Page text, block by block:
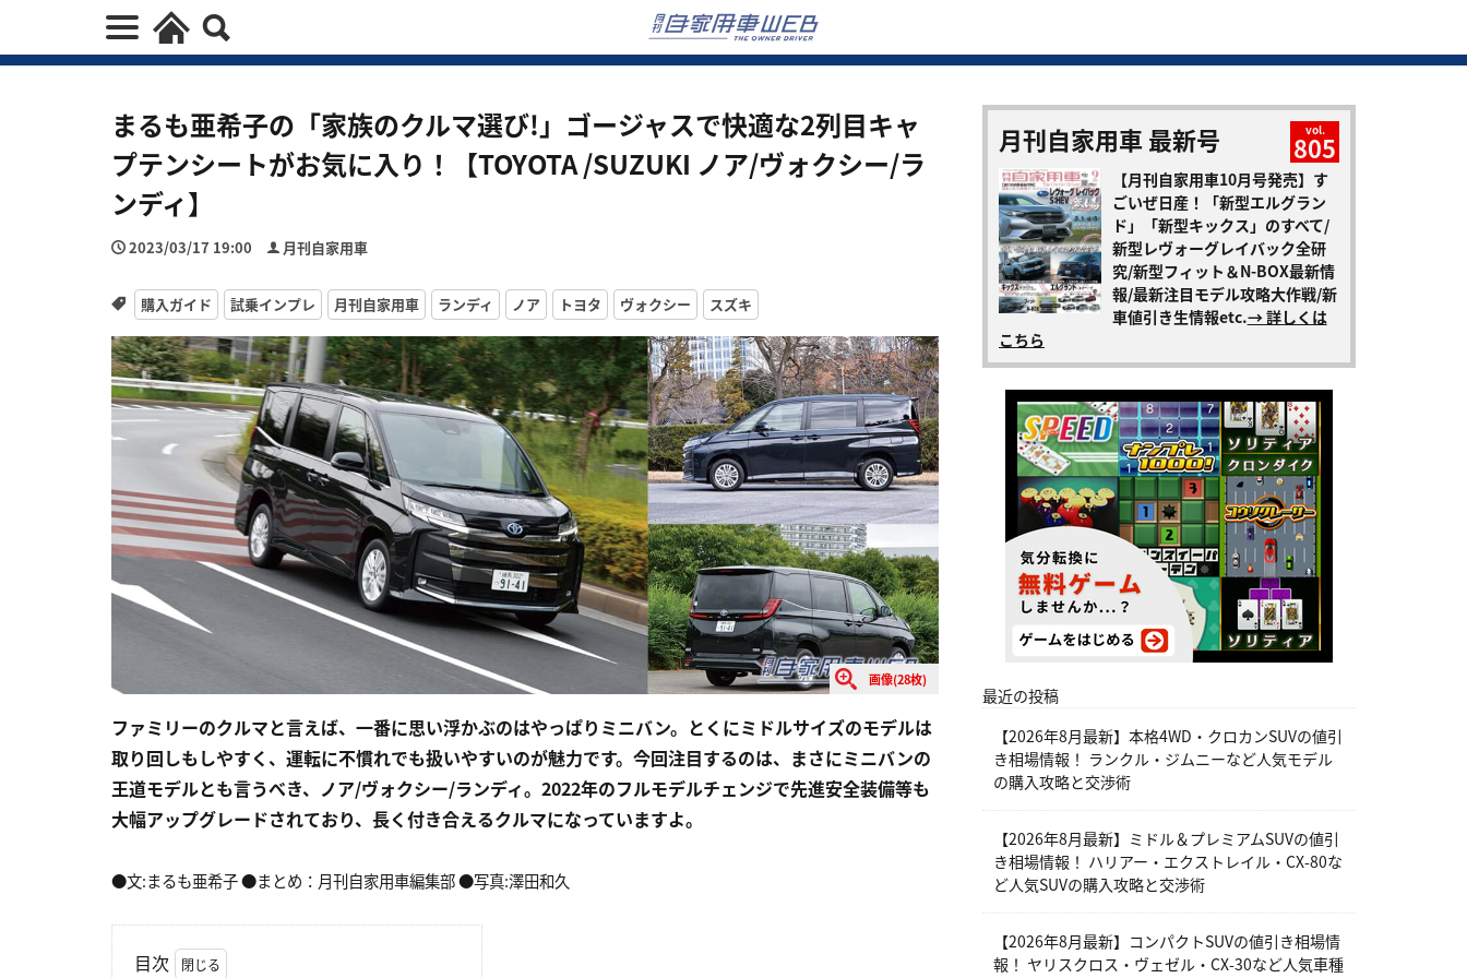
まるも亜希子の「家族のクルマ選び!」ゴージャスで快適な2列目キャ
プテンシートがお気に入り！【TOYOTA /SUZUKI ノア/ヴォクシー/ラ
ンディ】
2023/03/17 19:00 月刊自家用車
購入ガイド 試乗インプレ 月刊自家用車 ランディ ノア トヨタ ヴォクシー スズキ
画像(28枚)
ファミリーのクルマと言えば、一番に思い浮かぶのはやっぱりミニバン。とくにミドルサイズのモデルは
取り回しもしやすく、運転に不慣れでも扱いやすいのが魅力です。今回注目するのは、まさにミニバンの
王道モデルとも言うべき、ノア/ヴォクシー/ランディ。2022年のフルモデルチェンジで先進安全装備等も
大幅アップグレードされており、長く付き合えるクルマになっていますよ。
●文:まるも亜希子 ●まとめ：月刊自家用車編集部 ●写真:澤田和久
目次
月刊自家用車 最新号 vol.
805
【月刊自家用車10月号発売】す
ごいぜ日産！「新型エルグラン
ド」「新型キックス」のすべて/
新型レヴォーグレイバック全研
究/新型フィット＆N-BOX最新情
報/最新注目モデル攻略大作戦/新
車値引き生情報etc.→ 詳しくは
こちら
最近の投稿
【2026年8月最新】本格4WD・クロカンSUVの値引
き相場情報！ ランクル・ジムニーなど人気モデル
の購入攻略と交渉術
【2026年8月最新】ミドル＆プレミアムSUVの値引
き相場情報！ ハリアー・エクストレイル・CX-80な
ど人気SUVの購入攻略と交渉術
【2026年8月最新】コンパクトSUVの値引き相場情
報！ ヤリスクロス・ヴェゼル・CX-30など人気車種